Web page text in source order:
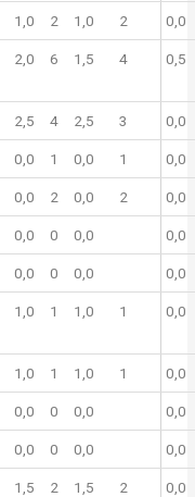
1,0 2 1,0 2 0,0
2,0 6 1,5 4 0,5
2,5 4 2,5 3 0,0
0,0 1 0,0 1 0,0
0,0 2 0,0 2 0,0
0,0 0 0,0 0,0
0,0 0 0,0 0,0
1,0 1 1,0 1 0,0
1,0 1 1,0 1 0,0
0,0 0 0,0 0,0
0,0 0 0,0 0,0
1,5 2 1,5 2 0,0